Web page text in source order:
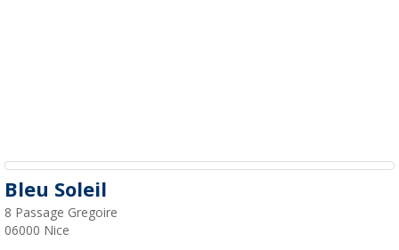
Bleu Soleil
8 Passage Gregoire
06000 Nice